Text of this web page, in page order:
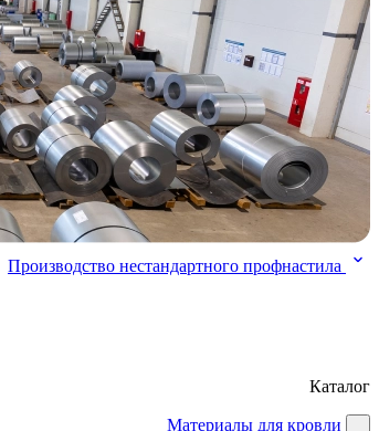
Производство нестандартного профнастила
Каталог
Материалы для кровли